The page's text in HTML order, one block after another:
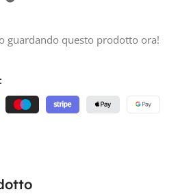
guardando questo prodotto ora!